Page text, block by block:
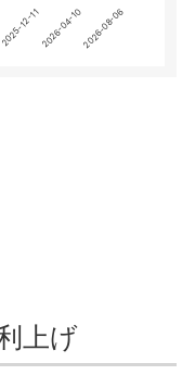
2025-12-112026-04-102026-08-06
上げ